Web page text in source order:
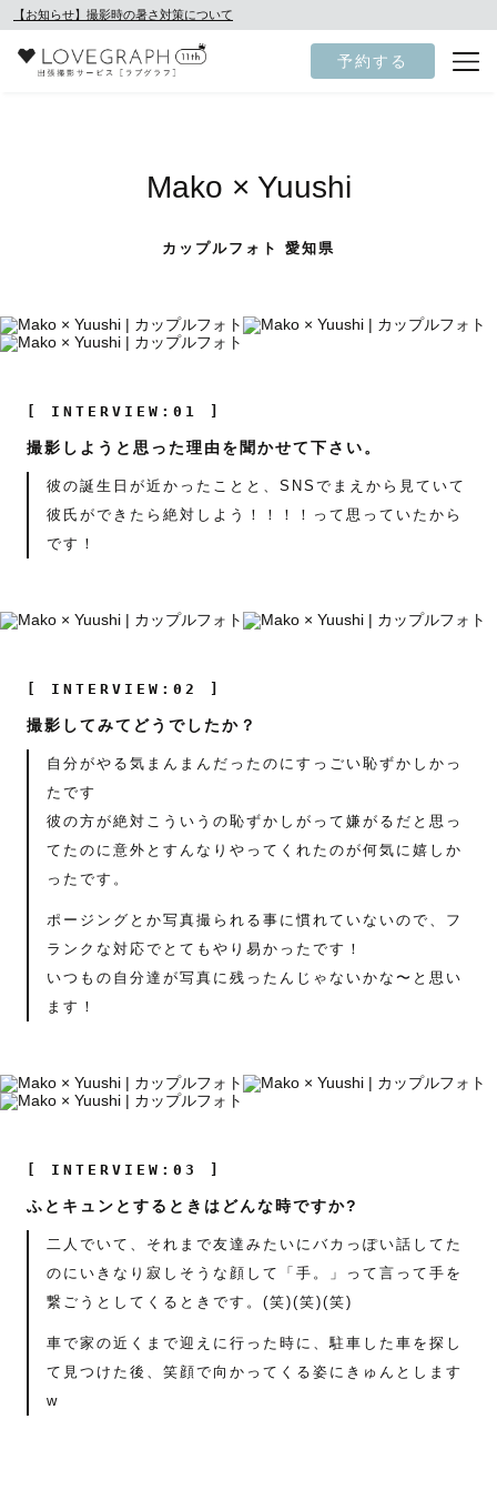
【お知らせ】撮影時の暑さ対策について
予約する
Mako × Yuushi
カップルフォト 愛知県
[ INTERVIEW:01 ]
撮影しようと思った理由を聞かせて下さい。
彼の誕生日が近かったことと、SNSでまえから見ていて
彼氏ができたら絶対しよう！！！！って思っていたから
です！
[ INTERVIEW:02 ]
撮影してみてどうでしたか？
自分がやる気まんまんだったのにすっごい恥ずかしかっ
たです
彼の方が絶対こういうの恥ずかしがって嫌がるだと思っ
てたのに意外とすんなりやってくれたのが何気に嬉しか
ったです。
ポージングとか写真撮られる事に慣れていないので、フ
ランクな対応でとてもやり易かったです！
いつもの自分達が写真に残ったんじゃないかな〜と思い
ます！
[ INTERVIEW:03 ]
ふとキュンとするときはどんな時ですか?
二人でいて、それまで友達みたいにバカっぽい話してた
のにいきなり寂しそうな顔して「手。」って言って手を
繋ごうとしてくるときです。(笑)(笑)(笑)
車で家の近くまで迎えに行った時に、駐車した車を探し
て見つけた後、笑顔で向かってくる姿にきゅんとします
w